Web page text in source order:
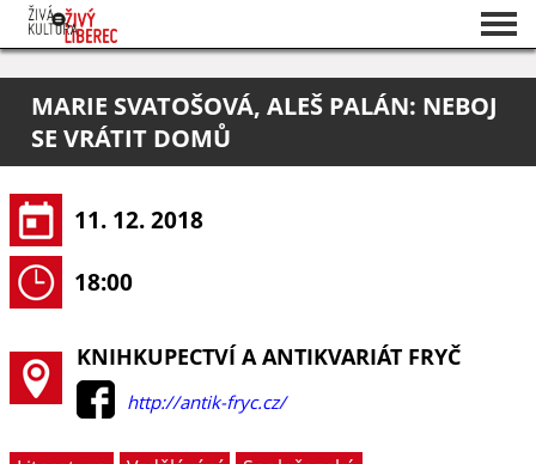
O projektu
Pořadatelé
MARIE SVATOŠOVÁ, ALEŠ PALÁN: NEBOJ
SE VRÁTIT DOMŮ
11. 12. 2018
18:00
KNIHKUPECTVÍ A ANTIKVARIÁT FRYČ
http://antik-fryc.cz/